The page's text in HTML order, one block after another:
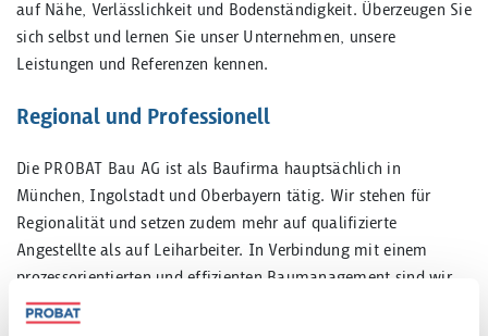
auf Nähe, Verlässlichkeit und Bodenständigkeit. Überzeugen Sie
sich selbst und lernen Sie unser Unternehmen, unsere
Leistungen und Referenzen kennen.
Regional und Professionell
Die PROBAT Bau AG ist als Baufirma hauptsächlich in
München, Ingolstadt und Oberbayern tätig. Wir stehen für
Regionalität und setzen zudem mehr auf qualifizierte
Angestellte als auf Leiharbeiter. In Verbindung mit einem
prozessorientierten und effizienten Baumanagement sind wir
deshalb nicht minder wettbewerbsfähig – aber immer besser.